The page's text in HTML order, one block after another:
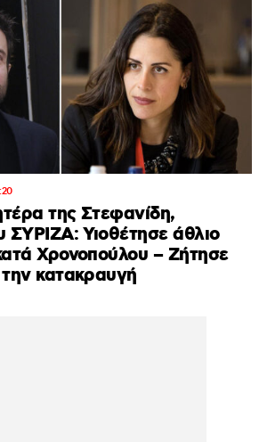
της Στεφανίδη,
ΣΥΡΙΖΑ: Υιοθέτησε άθλιο
Χρονοπούλου – Ζήτησε
κατακραυγή